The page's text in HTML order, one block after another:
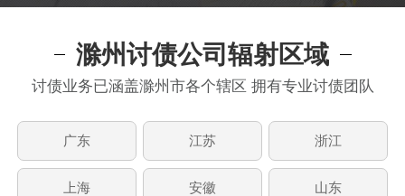
滁州讨债公司辐射区域
讨债业务已涵盖滁州市各个辖区 拥有专业讨债团队
广东 江苏 浙江
上海 安徽 山东